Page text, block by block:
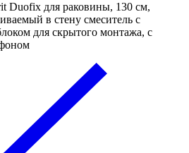
Duofix для раковины, 130 см,
в стену смеситель с
для скрытого монтажа, с